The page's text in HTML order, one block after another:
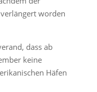
worden
dass ab
keine
Häfen